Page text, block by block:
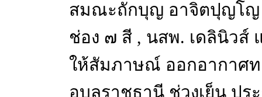
สมณะถักบุญ อาจิตปุญโญ
ช่อง ๗ สี , นสพ. เดลินิวส์
ให้สัมภาษณ์ ออกอากาศ
อุบลราชธานี ช่วงเย็น ป